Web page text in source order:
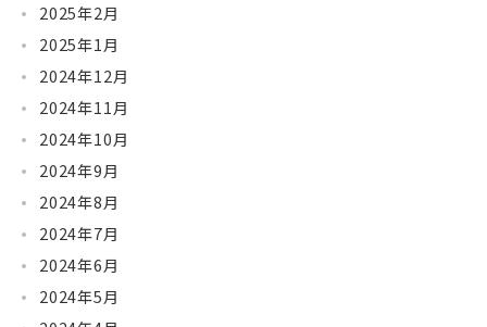
2025年2月
2025年1月
2024年12月
2024年11月
2024年10月
2024年9月
2024年8月
2024年7月
2024年6月
2024年5月